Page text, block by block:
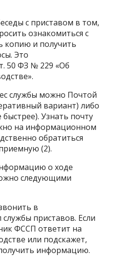
с приставом в том,
ознакомиться с
копию и получить
Это
50 ФЗ № 229 «Об
службы можно Почтой
вариант) либо
Узнать почту
на информационном
обратиться
(2).
о ходе
следующими
в
приставов. Если
ФССП ответит на
или подскажет,
информацию.